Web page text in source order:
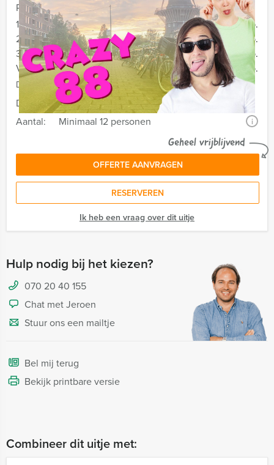
Prijs :
12 - 19 personen
€ 29,50 p.p.
20 - 29 personen
€ 27,50 p.p.
30 - 39 personen
€ 24,50 p.p.
Vanaf 40 personen
€ 22,50 p.p.
De prijzen zijn exclusief BTW
Duur:
2 uur en 30 minuten
Aantal:
Minimaal 12 personen i
Geheel vrijblijvend
OFFERTE AANVRAGEN
RESERVEREN
Ik heb een vraag over dit uitje
Hulp nodig bij het kiezen?
070 20 40 155
Chat met Jeroen
Stuur ons een mailtje
Bel mij terug
Bekijk printbare versie
Combineer dit uitje met: